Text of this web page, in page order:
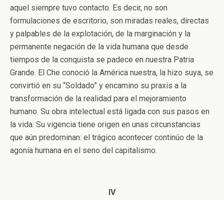
aquel siempre tuvo contacto. Es decir, no son
formulaciones de escritorio, son miradas reales, directas
y palpables de la explotación, de la marginación y la
permanente negación de la vida humana que desde
tiempos de la conquista se padece en nuestra Patria
Grande. El Che conoció la América nuestra, la hizo suya, se
convirtió en su “Soldado” y encamino su praxis a la
transformación de la realidad para el mejoramiento
humano. Su obra intelectual está ligada con sus pasos en
la vida. Su vigencia tiene origen en unas circunstancias
que aún predominan: el trágico acontecer continúo de la
agonía humana en el seno del capitalismo.
IV